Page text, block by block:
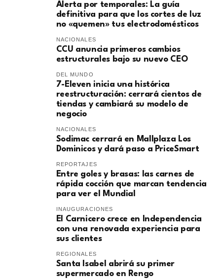
Alerta por temporales: La guía
definitiva para que los cortes de luz
no «quemen» tus electrodomésticos
NACIONALES
CCU anuncia primeros cambios
estructurales bajo su nuevo CEO
DEL MUNDO
7-Eleven inicia una histórica
reestructuración: cerrará cientos de
tiendas y cambiará su modelo de
negocio
NACIONALES
Sodimac cerrará en Mallplaza Los
Dominicos y dará paso a PriceSmart
REPORTAJES
Entre goles y brasas: las carnes de
rápida cocción que marcan tendencia
para ver el Mundial
INAUGURACIONES
El Carnicero crece en Independencia
con una renovada experiencia para
sus clientes
REGIONALES
Santa Isabel abrirá su primer
supermercado en Rengo